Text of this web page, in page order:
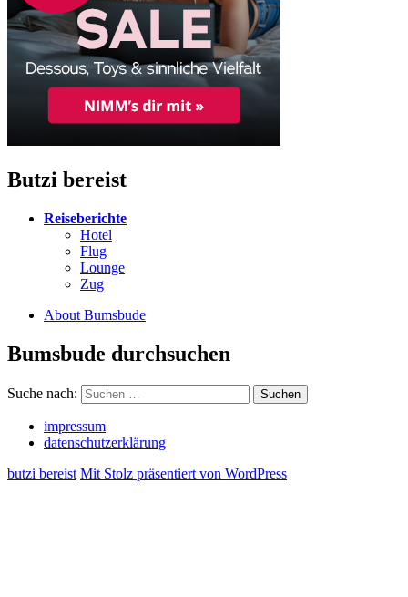
Butzi bereist
Reiseberichte
Hotel
Flug
Lounge
Zug
About Bumsbude
Bumsbude durchsuchen
Suche nach: Suchen
impressum
datenschutzerklärung
butzi bereist Mit Stolz präsentiert von WordPress